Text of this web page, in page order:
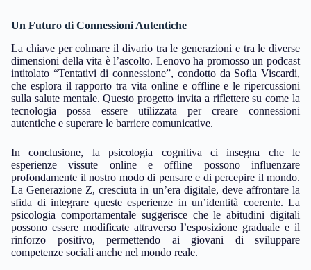
Un Futuro di Connessioni Autentiche
La chiave per colmare il divario tra le generazioni e tra le diverse
dimensioni della vita è l’ascolto. Lenovo ha promosso un podcast
intitolato “Tentativi di connessione”, condotto da Sofia Viscardi,
che esplora il rapporto tra vita online e offline e le ripercussioni
sulla salute mentale. Questo progetto invita a riflettere su come la
tecnologia possa essere utilizzata per creare connessioni
autentiche e superare le barriere comunicative.
In conclusione, la psicologia cognitiva ci insegna che le
esperienze vissute online e offline possono influenzare
profondamente il nostro modo di pensare e di percepire il mondo.
La Generazione Z, cresciuta in un’era digitale, deve affrontare la
sfida di integrare queste esperienze in un’identità coerente. La
psicologia comportamentale suggerisce che le abitudini digitali
possono essere modificate attraverso l’esposizione graduale e il
rinforzo positivo, permettendo ai giovani di sviluppare
competenze sociali anche nel mondo reale.